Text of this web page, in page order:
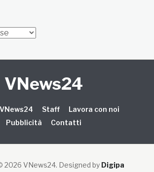
VNews24
Staff
Lavora con noi
Pubblicità
Contatti
2026 VNews24. Designed by Digipa